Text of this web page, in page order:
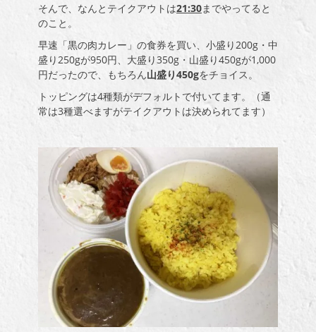
そんで、なんとテイクアウトは21:30までやってると
のこと。
早速「黒の肉カレー」の食券を買い、小盛り200g・中
盛り250gが950円、大盛り350g・山盛り450gが1,000
円だったので、もちろん山盛り450gをチョイス。
トッピングは4種類がデフォルトで付いてます。（通
常は3種選べますがテイクアウトは決められてます）